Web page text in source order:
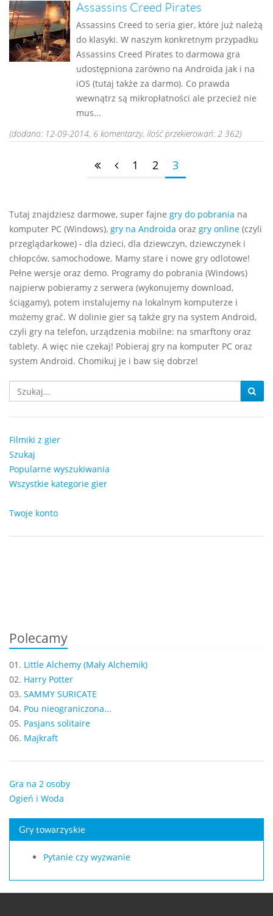
Assassins Creed Pirates
Assassins Creed to seria gier, które już należą
do klasyki. W naszym konkretnym przypadku
Assassins Creed Pirates to darmowa gra
udostępniona zarówno na Androida jak i na
iOS (tutaj także za darmo). Co prawda
wewnątrz są mikropłatności ale przecież nie
mus...
(dodano: 12-09-2014, 6 komentarzy, ilość przekierowań: 2 362)
1 2 3
Tutaj znajdziesz darmowe, super fajne gry do pobrania na
komputer PC (Windows), gry na Androida oraz gry online (czyli
przeglądarkowe) - dla dzieci, dla dziewczyn, dziewczynek i
chłopców, samochodowe. Mamy stare i nowe gry odlotowe!
Pełne wersje oraz demo. Programy do pobrania (Windows)
najpierw pobieramy z serwera (wykonujemy download,
ściągamy), potem instalujemy na lokalnym komputerze i
możemy grać. W dolinie gier są także gry na system Android,
czyli gry na telefon, urządzenia mobilne: na smarftony oraz
tablety. A więc nie czekaj! Pobieraj gry na komputer PC oraz
system Android. Chomikuj je i baw się dobrze!
Filmiki z gier
Szukaj
Popularne wyszukiwania
Wszystkie kategorie gier
Twoje konto
Polecamy
01. Little Alchemy (Mały Alchemik)
02. Harry Potter
03. SAMMY SURICATE
04. Pou nieograniczona...
05. Pasjans solitaire
06. Majkraft
Gra na 2 osoby
Ogień i Woda
Gry towarzyskie
Pytanie czy wyzwanie